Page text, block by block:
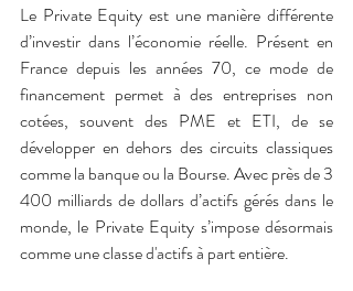
Le Private Equity est une manière différente
d’investir dans l’économie réelle. Présent en
France depuis les années 70, ce mode de
financement permet à des entreprises non
cotées, souvent des PME et ETI, de se
développer en dehors des circuits classiques
comme la banque ou la Bourse. Avec près de 3
400 milliards de dollars d’actifs gérés dans le
monde, le Private Equity s’impose désormais
comme une classe d'actifs à part entière.